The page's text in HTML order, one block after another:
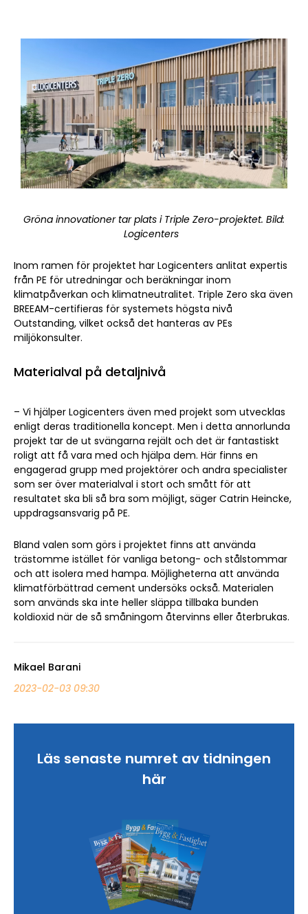
Gröna innovationer tar plats i Triple Zero-projektet. Bild:
Logicenters
Inom ramen för projektet har Logicenters anlitat expertis
från PE för utredningar och beräkningar inom
klimatpåverkan och klimatneutralitet. Triple Zero ska även
BREEAM-certifieras för systemets högsta nivå
Outstanding, vilket också det hanteras av PEs
miljökonsulter.
Materialval på detaljnivå
– Vi hjälper Logicenters även med projekt som utvecklas
enligt deras traditionella koncept. Men i detta annorlunda
projekt tar de ut svängarna rejält och det är fantastiskt
roligt att få vara med och hjälpa dem. Här finns en
engagerad grupp med projektörer och andra specialister
som ser över materialval i stort och smått för att
resultatet ska bli så bra som möjligt, säger Catrin Heincke,
uppdragsansvarig på PE.
Bland valen som görs i projektet finns att använda
trästomme istället för vanliga betong- och stålstommar
och att isolera med hampa. Möjligheterna att använda
klimatförbättrad cement undersöks också. Materialen
som används ska inte heller släppa tillbaka bunden
koldioxid när de så småningom återvinns eller återbrukas.
Mikael Barani
2023-02-03 09:30
Läs senaste numret av tidningen
här